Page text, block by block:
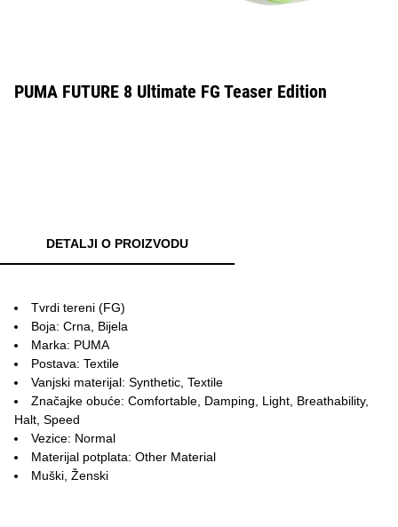
PUMA FUTURE 8 Ultimate FG Teaser Edition
DETALJI O PROIZVODU
Tvrdi tereni (FG)
Boja: Crna, Bijela
Marka: PUMA
Postava: Textile
Vanjski materijal: Synthetic, Textile
Značajke obuće: Comfortable, Damping, Light, Breathability,
Halt, Speed
Vezice: Normal
Materijal potplata: Other Material
Muški, Ženski